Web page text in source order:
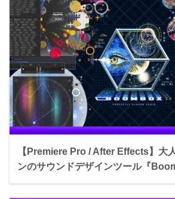
【Premiere Pro / After Effects】大
ンのサウンドデザインツール『